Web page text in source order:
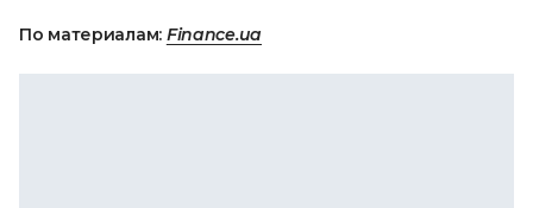
По материалам: Finance.ua